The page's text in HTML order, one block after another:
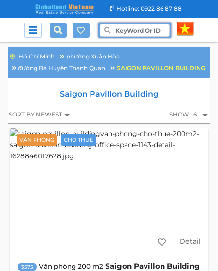
Hotline: 0922 86 87 88
Hồ Chí Minh
phường Xuân Hòa
đường Bà Huyện Thanh Quan
SAIGON PAVILLON BUILDING
Saigon Pavillon Building
SORT BY NEWEST SHOW 6
VĂN PHÒNG CHO THUÊ
Detail
3575 Văn phòng 200 m2 Saigon Pavillon Building